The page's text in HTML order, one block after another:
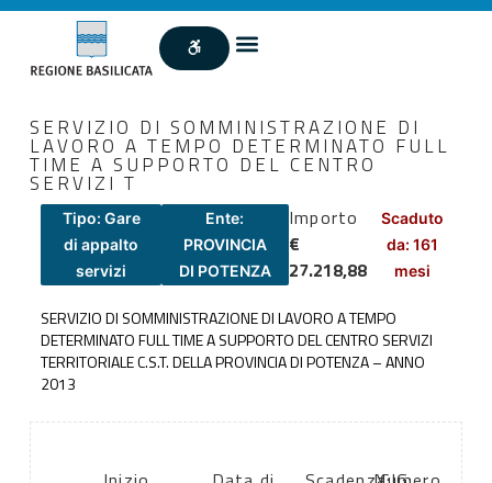
SERVIZIO DI SOMMINISTRAZIONE DI
LAVORO A TEMPO DETERMINATO FULL
TIME A SUPPORTO DEL CENTRO
SERVIZI T
Tipo: Gare
di appalto
servizi
Ente:
PROVINCIA
DI POTENZA
Importo
€
27.218,88
Scaduto
da: 161
mesi
SERVIZIO DI SOMMINISTRAZIONE DI LAVORO A TEMPO
DETERMINATO FULL TIME A SUPPORTO DEL CENTRO SERVIZI
TERRITORIALE C.S.T. DELLA PROVINCIA DI POTENZA – ANNO
2013